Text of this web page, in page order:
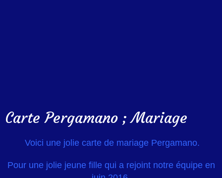
Carte Pergamano ; Mariage
Voici une jolie carte de mariage Pergamano.
Pour une jolie jeune fille qui a rejoint notre équipe en